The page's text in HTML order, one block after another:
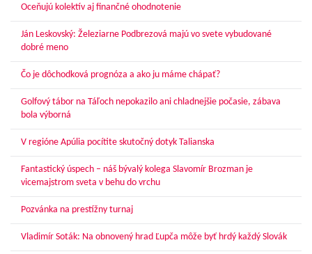
Oceňujú kolektív aj finančné ohodnotenie
Ján Leskovský: Železiarne Podbrezová majú vo svete vybudované
dobré meno
Čo je dôchodková prognóza a ako ju máme chápať?
Golfový tábor na Táľoch nepokazilo ani chladnejšie počasie, zábava
bola výborná
V regióne Apúlia pocítite skutočný dotyk Talianska
Fantastický úspech – náš bývalý kolega Slavomír Brozman je
vicemajstrom sveta v behu do vrchu
Pozvánka na prestížny turnaj
Vladimír Soták: Na obnovený hrad Ľupča môže byť hrdý každý Slovák